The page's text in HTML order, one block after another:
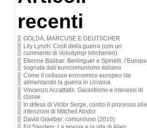
recenti
GOLDA, MARCUSE E DEUTSCHER
Lily Lynch: Costi della guerra (con un
commento di Volodymyr Ishchenko)
Etienne Balibar: Berlinguer e Spinelli, l’Europa
sognata dall’eurocomunismo italiano
Come il collasso economico europeo sta
alimentando la guerra in Ucraina
Vincenzo Accattatis: Garantismo e interessi di
classe
In difesa di Victor Serge, contro il processo alle
intenzioni di Mitchell Abidor
David Graeber: comunismo (2010)